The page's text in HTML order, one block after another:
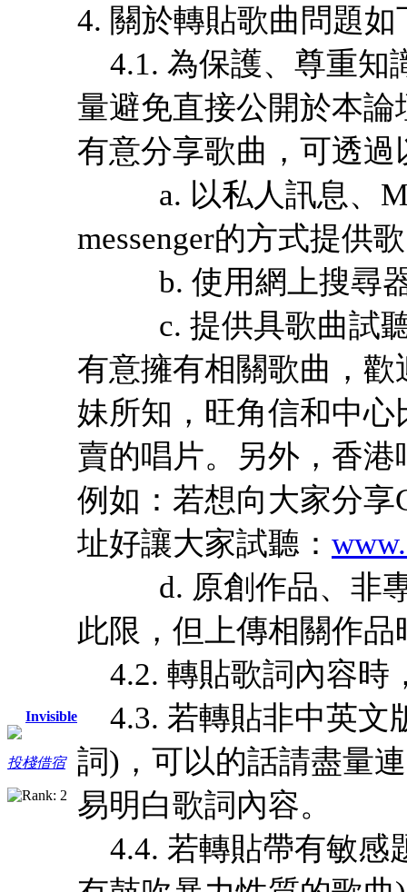
Invisible
投棧借宿
4. 關於轉貼歌曲問題如
4.1. 為保護、尊重知
量避免直接公開於本
有意分享歌曲，可透過
a. 以私人訊息、
messenger的方式提供
b. 使用網上搜尋器(
c. 提供具歌曲試聽
有意擁有相關歌曲，
妹所知，旺角信和中
賣的唱片。另外，香
例如：若想向大家分享
址好讓大家試聽：
d. 原創作品、非專
此限，但上傳相關作
4.2. 轉貼歌詞內容時
4.3. 若轉貼非中英文
詞)，可以的話請盡量
易明白歌詞內容。
4.4. 若轉貼帶有敏感